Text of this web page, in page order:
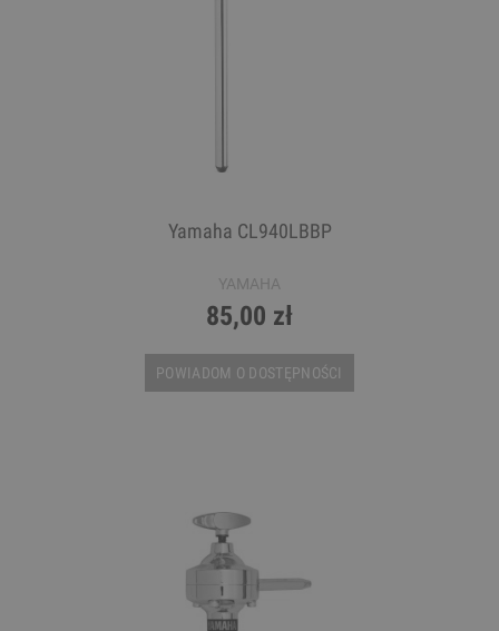
Yamaha CL940LBBP
YAMAHA
85,00 zł
POWIADOM O DOSTĘPNOŚCI